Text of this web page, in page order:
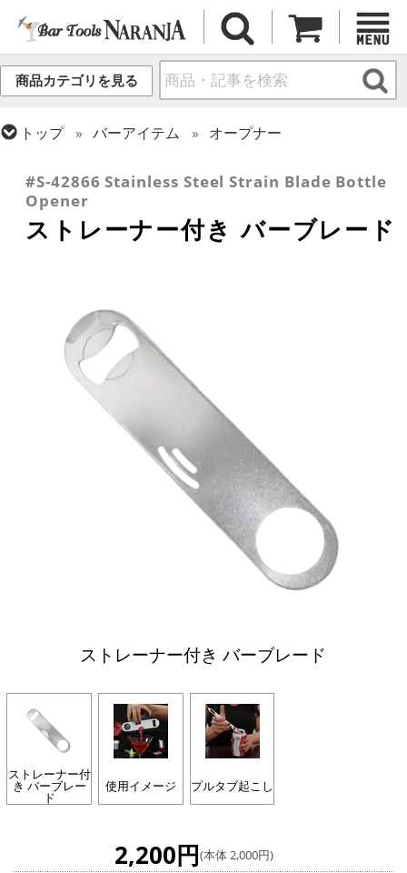
商品カテゴリを見る
トップ バーアイテム
オープナー
フレア用各種アイテム
#S-42866 Stainless Steel Strain Blade Bottle
Opener
ストレーナー付き バーブレード
ストレーナー付き バーブレード
ストレーナー付
き バーブレー
ド
使用イメージ プルタブ起こし
2,200円(本体 2,000円)